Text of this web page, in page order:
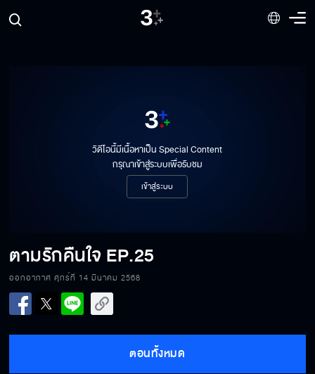
วิดีโอนี้มีเนื้อหาเป็น Special Content
กรุณาเข้าสู่ระบบเพื่อรับชม
เข้าสู่ระบบ
ตามรักคืนใจ EP.25
ออกอากาศ ศุกร์ที่ 14 มีนาคม 2568
ตอนทั้งหมด